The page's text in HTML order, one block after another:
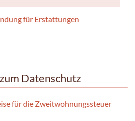
für Erstattungen
Datenschutz
für die Zweitwohnungssteuer